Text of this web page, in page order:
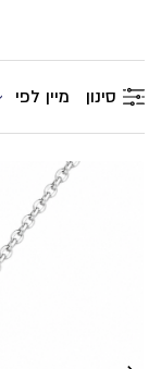
סינון מיין לפי